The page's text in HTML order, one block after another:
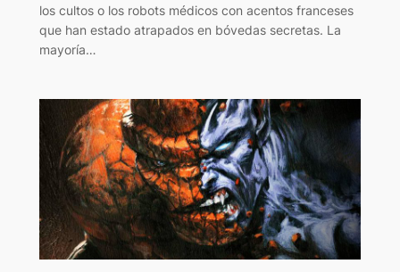
los cultos o los robots médicos con acentos franceses
que han estado atrapados en bóvedas secretas. La
mayoría…